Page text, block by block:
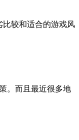
比较和适合的游戏风
。而且最近很多地